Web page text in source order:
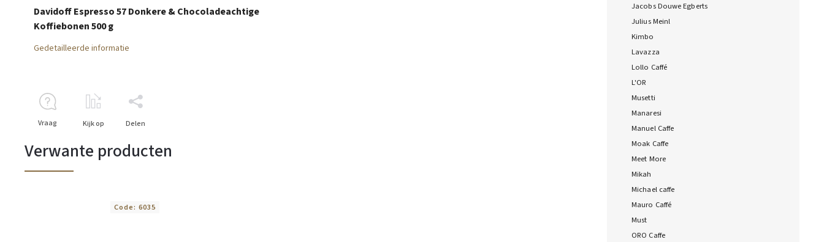
Jacobs Douwe Egberts
Julius Meinl
Kimbo
Lavazza
Lollo Caffé
L'OR
Musetti
Manaresi
Manuel Caffe
Moak Caffe
Meet More
Mikah
Michael caffe
Mauro Caffé
Must
ORO Caffe
Davidoff Espresso 57 Donkere & Chocoladeachtige
Koffiebonen 500 g
Gedetailleerde informatie
Vraag Kijk op Delen
Verwante producten
Code: 6035